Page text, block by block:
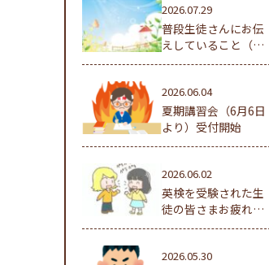
2026.07.29
普段生徒さんにお伝
えしていること（夏
休み編①）
2026.06.04
夏期講習会（6月6日
より）受付開始
2026.06.02
英検を受験された生
徒の皆さまお疲れ様
でした！
2026.05.30